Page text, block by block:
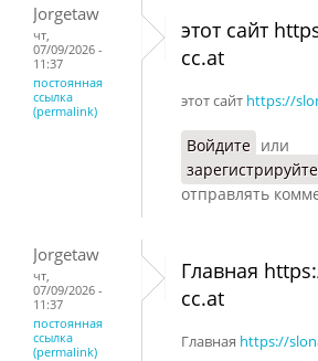
Jorgetaw
чт,
07/09/2026 -
11:37
постоянная
ссылка
(permalink)
этот сайт
cc.at
этот сайт https://
Войдите или
отправлять
Jorgetaw
чт,
07/09/2026 -
11:37
постоянная
ссылка
(permalink)
Главная
cc.at
Главная https://